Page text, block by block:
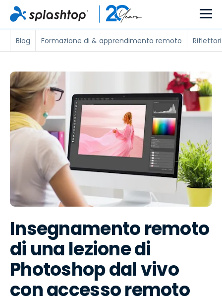
Blog Formazione di & apprendimento remoto
Insegnamento remoto
di una lezione di
Photoshop dal vivo
con accesso remoto